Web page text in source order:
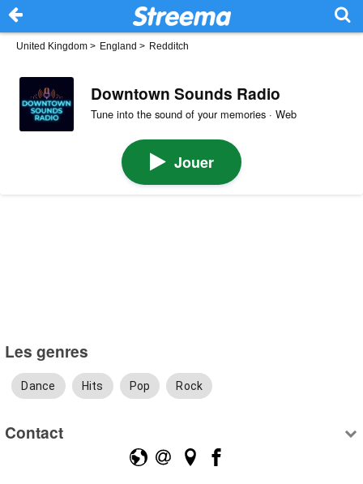
United Kingdom > England > Redditch
Downtown Sounds Radio
Tune into the sound of your memories · Web
Jouer
Les genres
Dance Hits Pop Rock
Contact